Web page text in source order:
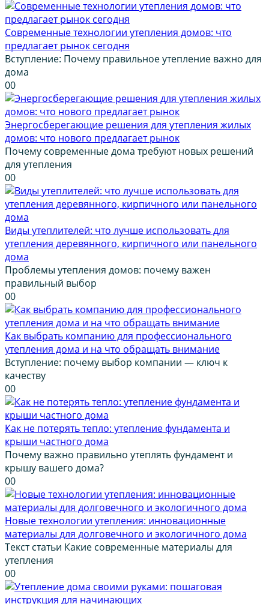
Современные технологии утепления домов: что
предлагает рынок сегодня
Вступление: Почему правильное утепление важно для
дома
00
Энергосберегающие решения для утепления жилых
домов: что нового предлагает рынок
Почему современные дома требуют новых решений
для утепления
00
Виды утеплителей: что лучше использовать для
утепления деревянного, кирпичного или панельного
дома
Проблемы утепления домов: почему важен
правильный выбор
00
Как выбрать компанию для профессионального
утепления дома и на что обращать внимание
Вступление: почему выбор компании — ключ к
качеству
00
Как не потерять тепло: утепление фундамента и
крыши частного дома
Почему важно правильно утеплять фундамент и
крышу вашего дома?
00
Новые технологии утепления: инновационные
материалы для долговечного и экологичного дома
Текст статьи Какие современные материалы для
утепления
00